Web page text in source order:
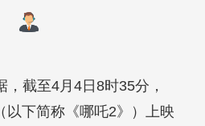
，截至4月4日8时35分，
以下简称《哪吒2》）上映